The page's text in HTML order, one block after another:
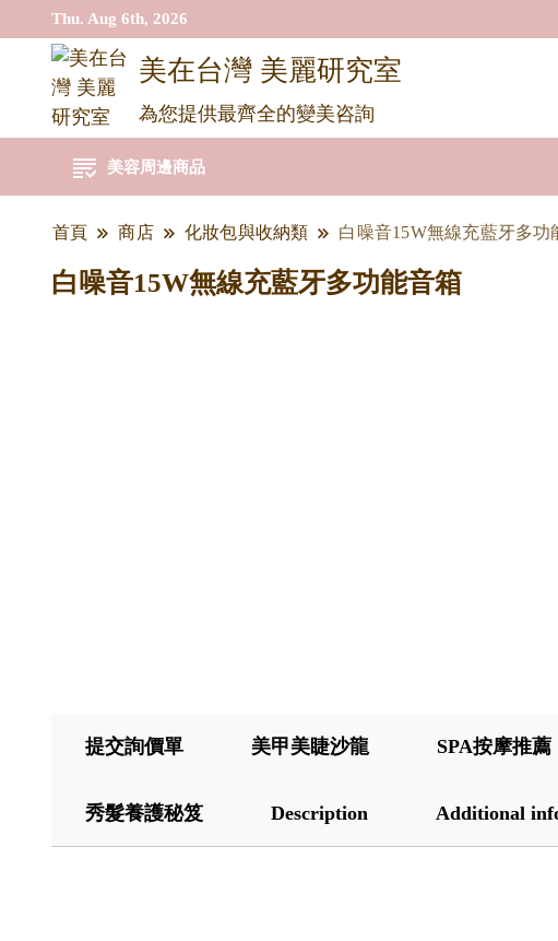
Thu. Aug 6th, 2026
美在台灣 美麗研究室
為您提供最齊全的變美咨詢
美容周邊商品
首頁 商店 化妝包與收納類 白噪音15W無線充藍牙多功
白噪音15W無線充藍牙多功能音箱
提交詢價單 美甲美睫沙龍 SPA按摩推薦
秀髮養護秘笈 Description Additional